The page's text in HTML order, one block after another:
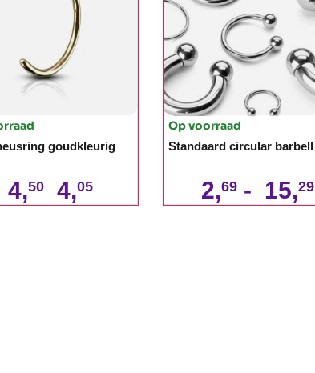
goudkleurig
4,50 4,05
Op voorraad
Standaard circular barbell
2,69 - 15,29